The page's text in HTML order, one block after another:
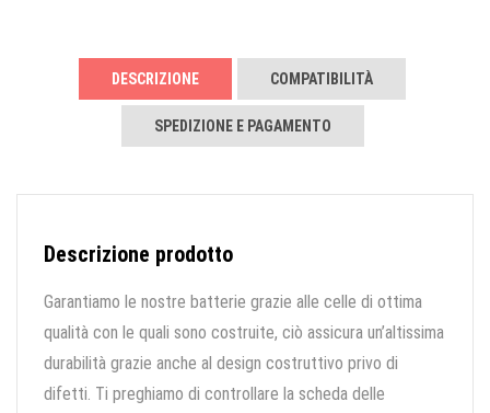
DESCRIZIONE COMPATIBILITÀ
SPEDIZIONE E PAGAMENTO
Descrizione prodotto
Garantiamo le nostre batterie grazie alle celle di ottima
qualità con le quali sono costruite, ciò assicura un’altissima
durabilità grazie anche al design costruttivo privo di
difetti. Ti preghiamo di controllare la scheda delle